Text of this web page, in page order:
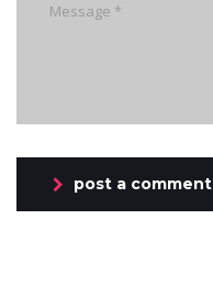
post a comment